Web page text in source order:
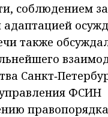
соблюдением
адаптацией
также
ФСИН